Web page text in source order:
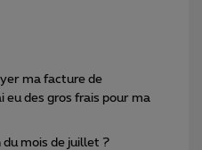
ma facture de
eu des gros frais pour ma
du mois de juillet ?